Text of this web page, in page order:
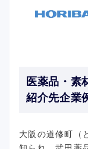
医薬品・素
紹介先企業
大阪の道修町（